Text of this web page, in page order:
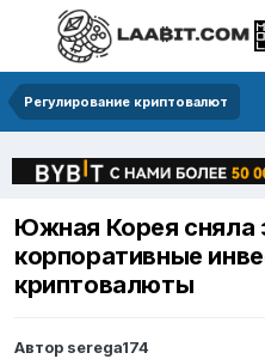
Регулирование криптовалют
Южная Корея сняла
корпоративные
криптовалюты
Автор serega174